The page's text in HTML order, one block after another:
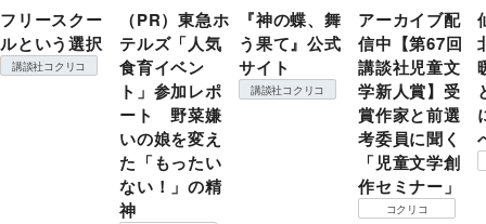
フリースクー
ルという選択
講談社コクリコ
（PR）東急ホ
テルズ「人気
食育イベン
ト」参加レポ
ート 野菜嫌
いの娘を変え
た「もったい
ない！」の精
神
『神の蝶、舞
う果て』公式
サイト
講談社コクリコ
アーカイブ配
信中【第67回
講談社児童文
学新人賞】受
賞作家と前選
考委員に聞く
「児童文学創
作セミナー」
コクリコ